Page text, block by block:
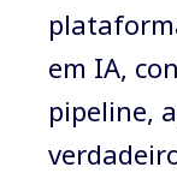
em IA,
pipeline,